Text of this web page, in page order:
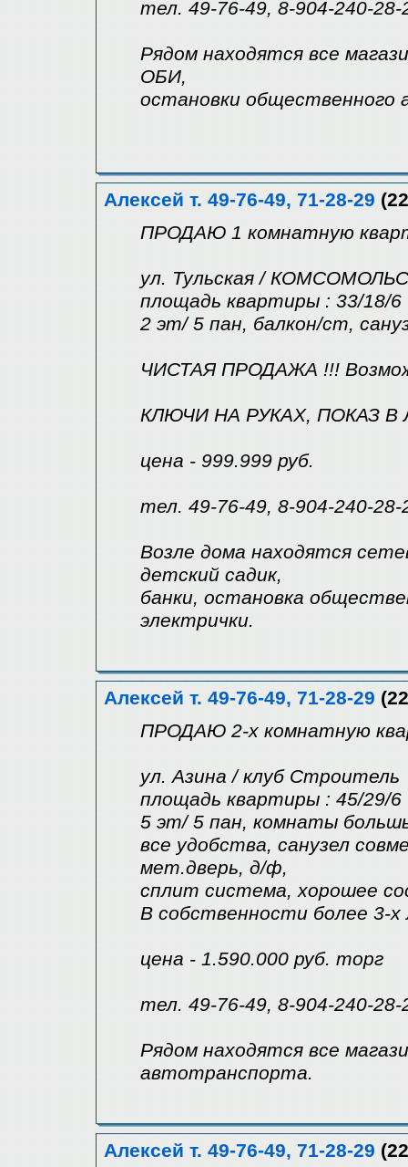
тел. 49-76-49, 8-904-240-28-
Рядом находятся все
ОБИ,
остановки
Алексей т. 49-76-49, 71-28-29
ПРОДАЮ 1 комнатную
ул. Тульская /
площадь квартиры : 33/18/6
2 эт/ 5 пан, балкон/ст,
ЧИСТАЯ ПРОДАЖА !!!
КЛЮЧИ НА РУКАХ, ПОКАЗ
цена - 999.999 руб.
тел. 49-76-49, 8-904-240-28-
Возле дома находятся
детский садик,
банки, остановка
электрички.
Алексей т. 49-76-49, 71-28-29
ПРОДАЮ 2-х комнатную
ул. Азина / клуб Строитель
площадь квартиры : 45/29/6
5 эт/ 5 пан, комнаты
все удобства, санузел
мет.дверь, д/ф,
сплит система, хорошее
В собственности более 3-
цена - 1.590.000 руб. торг
тел. 49-76-49, 8-904-240-28-
Рядом находятся все
автотранспорта.
Алексей т. 49-76-49, 71-28-29